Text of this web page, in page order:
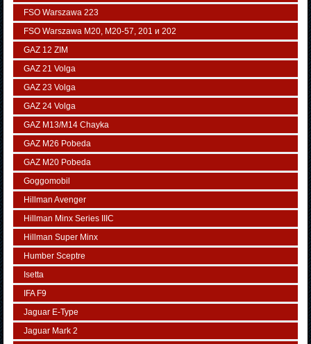
FSO Warszawa 223
FSO Warszawa М20, M20-57, 201 и 202
GAZ 12 ZIM
GAZ 21 Volga
GAZ 23 Volga
GAZ 24 Volga
GAZ M13/M14 Chayka
GAZ M26 Pobeda
GAZ М20 Pobeda
Goggomobil
Hillman Avenger
Hillman Minx Series IIIC
Hillman Super Minx
Humber Sceptre
Isetta
IFA F9
Jaguar E-Type
Jaguar Mark 2